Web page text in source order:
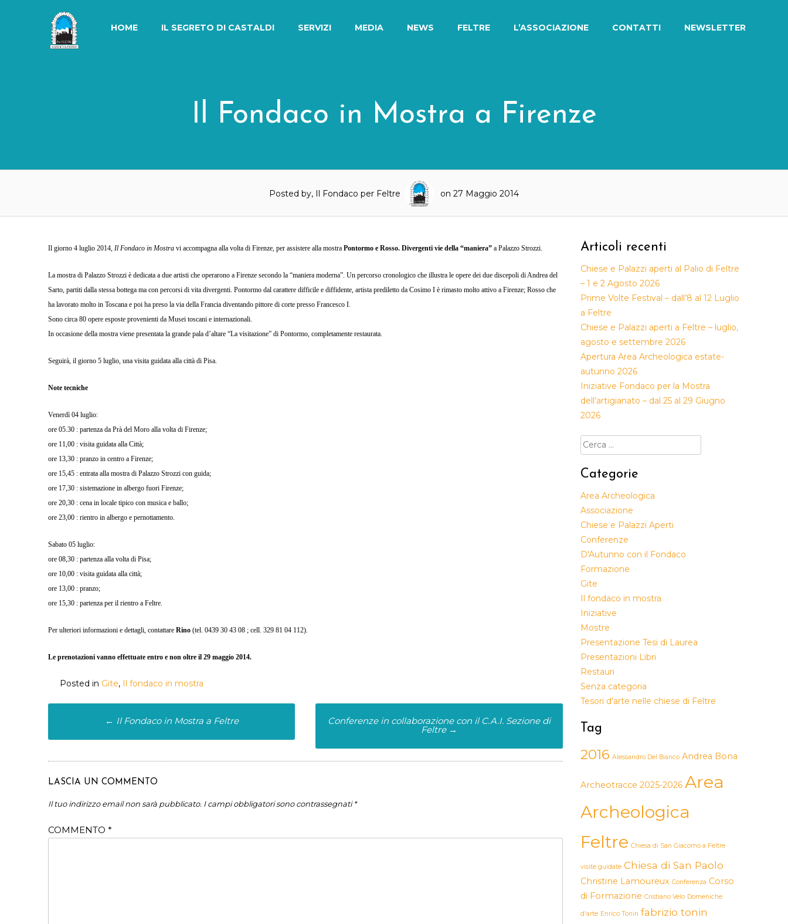
HOME IL SEGRETO DI CASTALDI SERVIZI MEDIA NEWS FELTRE L’ASSOCIAZIONE CONTATTI NEWSLETTER
Il Fondaco in Mostra a Firenze
Posted by, Il Fondaco per Feltre on 27 Maggio 2014
Il giorno 4 luglio 2014, Il Fondaco in Mostra vi accompagna alla volta di Firenze, per assistere alla mostra Pontormo e Rosso. Divergenti vie della “maniera” a Palazzo Strozzi.
La mostra di Palazzo Strozzi è dedicata a due artisti che operarono a Firenze secondo la “maniera moderna”. Un percorso cronologico che illustra le opere dei due discepoli di Andrea del
Sarto, partiti dalla stessa bottega ma con percorsi di vita divergenti. Pontormo dal carattere difficile e diffidente, artista prediletto da Cosimo I è rimasto molto attivo a Firenze; Rosso che
ha lavorato molto in Toscana e poi ha preso la via della Francia diventando pittore di corte presso Francesco I.
Sono circa 80 opere esposte provenienti da Musei toscani e internazionali.
In occasione della mostra viene presentata la grande pala d’altare “La visitazione” di Pontormo, completamente restaurata.
Seguirà, il giorno 5 luglio, una visita guidata alla città di Pisa.
Note tecniche
Venerdì 04 luglio:
ore 05.30 : partenza da Prà del Moro alla volta di Firenze;
ore 11,00 : visita guidata alla Città;
ore 13,30 : pranzo in centro a Firenze;
ore 15,45 : entrata alla mostra di Palazzo Strozzi con guida;
ore 17,30 : sistemazione in albergo fuori Firenze;
ore 20,30 : cena in locale tipico con musica e ballo;
ore 23,00 : rientro in albergo e pernottamento.
Sabato 05 luglio:
ore 08,30 : partenza alla volta di Pisa;
ore 10,00 : visita guidata alla città;
ore 13,00 : pranzo;
ore 15,30 : partenza per il rientro a Feltre.
Per ulteriori informazioni e dettagli, contattare Rino (tel. 0439 30 43 08 ; cell. 329 81 04 112).
Le prenotazioni vanno effettuate entro e non oltre il 29 maggio 2014.
Posted in Gite, Il fondaco in mostra
navigation
← Il Fondaco in Mostra a Feltre Conferenze in collaborazione con il C.A.I. Sezione di
Feltre →
LASCIA UN COMMENTO
Il tuo indirizzo email non sarà pubblicato. I campi obbligatori sono contrassegnati*
COMMENTO *
Articoli recenti
Chiese e Palazzi aperti al Palio di Feltre
– 1 e 2 Agosto 2026
Prime Volte Festival – dall’8 al 12 Luglio
a Feltre
Chiese e Palazzi aperti a Feltre – luglio,
agosto e settembre 2026
Apertura Area Archeologica estate-
autunno 2026
Iniziative Fondaco per la Mostra
dell’artigianato – dal 25 al 29 Giugno
2026
Ricerca
per:
Categorie
Area Archeologica
Associazione
Chiese e Palazzi Aperti
Conferenze
D'Autunno con il Fondaco
Formazione
Gite
Il fondaco in mostra
Iniziative
Mostre
Presentazione Tesi di Laurea
Presentazioni Libri
Restauri
Senza categoria
Tesori d'arte nelle chiese di Feltre
Tag
2016 Alessandro Del Bianco Andrea Bona
Archeotracce 2025-2026 Area
Archeologica
Feltre Chiesa di San Giacomo a Feltre
visite guidate Chiesa di San Paolo
Christine Lamoureux Conferenza Corso
di Formazione Cristiano Velo Domeniche
d'arte Enrico Tonin fabrizio tonin